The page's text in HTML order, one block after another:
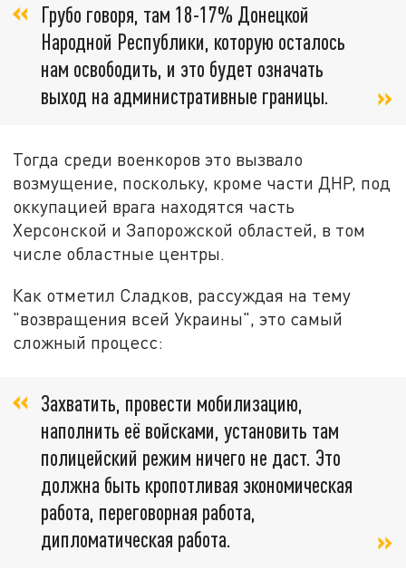
Грубо говоря, там 18-17% Донецкой
Народной Республики, которую осталось
нам освободить, и это будет означать
выход на административные границы.
Тогда среди военкоров это вызвало
возмущение, поскольку, кроме части ДНР, под
оккупацией врага находятся часть
Херсонской и Запорожской областей, в том
числе областные центры.
Как отметил Сладков, рассуждая на тему
"возвращения всей Украины", это самый
сложный процесс:
Захватить, провести мобилизацию,
наполнить её войсками, установить там
полицейский режим ничего не даст. Это
должна быть кропотливая экономическая
работа, переговорная работа,
дипломатическая работа.